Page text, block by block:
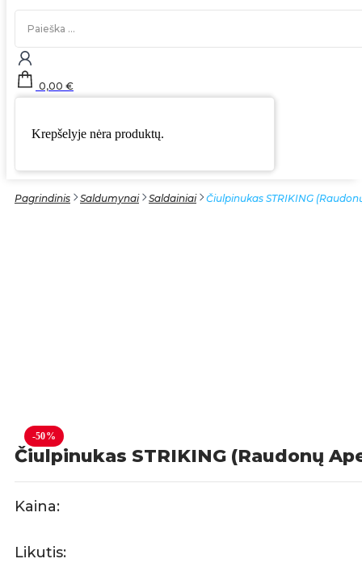
Search
0,00 €
Krepšelyje nėra produktų.
Pagrindinis Saldumynai Saldainiai Čiulpinukas STRIKING
-50%
Čiulpinukas STRIKING (Raudonų
Kaina:
Likutis: